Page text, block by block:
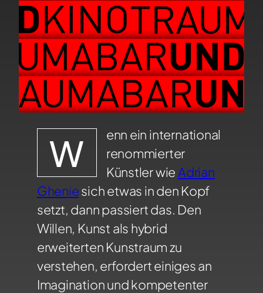
W
enn ein international
renommierter
Künstler wie Adrian
Gheniesich etwas in den Kopf
setzt, dann passiert das. Den
Willen, Kunst als hybrid
erweiterten Kunstraum zu
verstehen, erfordert einiges an
Imagination und kompetenter